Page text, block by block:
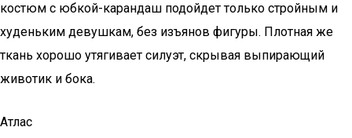
костюм с юбкой-карандаш подойдет только стройным и
худеньким девушкам, без изъянов фигуры. Плотная же
ткань хорошо утягивает силуэт, скрывая выпирающий
животик и бока.
Атлас